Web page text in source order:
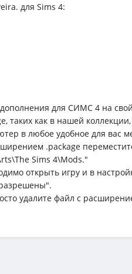
для Sims 4:
для СИМС 4 на
таких как в нашей
в любое удобное для вас
.package
Sims 4\Mods."
открыть игру и в
удалите файл с